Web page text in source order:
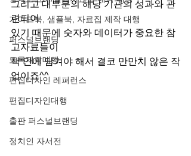
가이드북, 샘플북, 자료집 제작 대행
퍼스널브랜딩
도록제작대행
편집디자인 레퍼런스
편집디자인대행
출판 퍼스널브랜딩
정치인 자서전
그리고 대부분의 해당 기관의 성과와 관
련되어
있기 때문에 숫자와 데이터가 중요한 참
고자료들이
책 안에 담겨야 해서 결코 만만치 않은 작
업이죠^^